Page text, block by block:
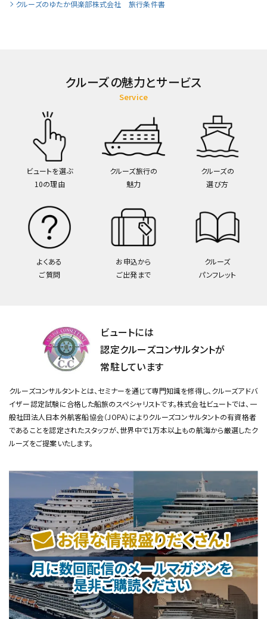
クルーズのゆたか倶楽部株式会社 旅行条件書
クルーズの魅力とサービス
Service
ビュートを選ぶ
10の理由
クルーズ旅行の
魅力
クルーズの
選び方
よくある
ご質問
お申込から
ご出発まで
クルーズ
パンフレット
ビュートには
認定クルーズコンサルタントが
常駐しています
クルーズコンサルタントとは、セミナーを通じて専門知識を修得し、クルーズアドバ
イザー認定試験に合格した船旅のスペシャリストです。株式会社ビュートでは、一
般社団法人日本外航客船協会（JOPA）によりクルーズコンサルタントの有資格者
であることを認定されたスタッフが、世界中で1万本以上もの航海から厳選したク
ルーズをご提案いたします。